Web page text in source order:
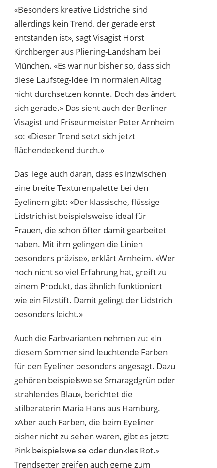
«Besonders kreative Lidstriche sind
allerdings kein Trend, der gerade erst
entstanden ist», sagt Visagist Horst
Kirchberger aus Pliening-Landsham bei
München. «Es war nur bisher so, dass sich
diese Laufsteg-Idee im normalen Alltag
nicht durchsetzen konnte. Doch das ändert
sich gerade.» Das sieht auch der Berliner
Visagist und Friseurmeister Peter Arnheim
so: «Dieser Trend setzt sich jetzt
flächendeckend durch.»
Das liege auch daran, dass es inzwischen
eine breite Texturenpalette bei den
Eyelinern gibt: «Der klassische, flüssige
Lidstrich ist beispielsweise ideal für
Frauen, die schon öfter damit gearbeitet
haben. Mit ihm gelingen die Linien
besonders präzise», erklärt Arnheim. «Wer
noch nicht so viel Erfahrung hat, greift zu
einem Produkt, das ähnlich funktioniert
wie ein Filzstift. Damit gelingt der Lidstrich
besonders leicht.»
Auch die Farbvarianten nehmen zu: «In
diesem Sommer sind leuchtende Farben
für den Eyeliner besonders angesagt. Dazu
gehören beispielsweise Smaragdgrün oder
strahlendes Blau», berichtet die
Stilberaterin Maria Hans aus Hamburg.
«Aber auch Farben, die beim Eyeliner
bisher nicht zu sehen waren, gibt es jetzt:
Pink beispielsweise oder dunkles Rot.»
Trendsetter greifen auch gerne zum